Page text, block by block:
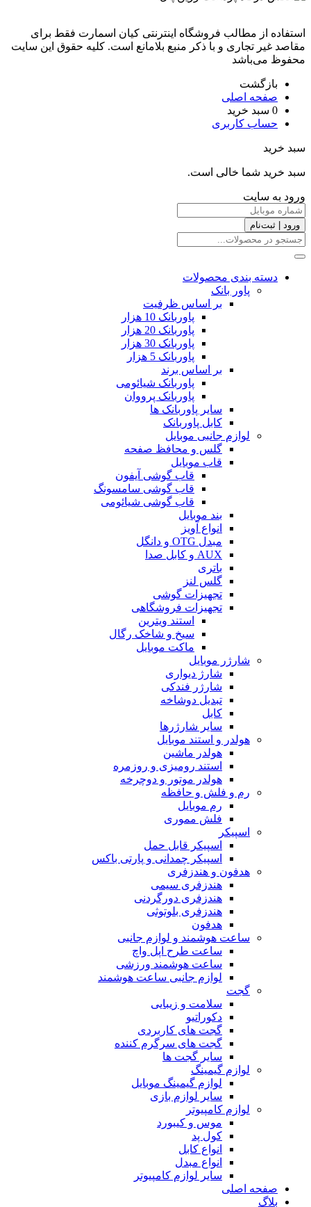
استفاده از مطالب فروشگاه اینترنتی کیان اسمارت فقط برای
مقاصد غیر تجاری و با ذکر منبع بلامانع است. کليه حقوق اين سايت
محفوظ می‌باشد
بازگشت
صفحه اصلی
0 سبد خرید
حساب کاربری
سبد خرید
سبد خرید شما خالی است.
ورود به سایت
ورود | ثبت‌نام
دسته بندی محصولات
پاور بانک
بر اساس ظرفیت
پاوربانک 10 هزار
پاوربانک 20 هزار
پاوربانک 30 هزار
پاوربانک 5 هزار
بر اساس برند
پاوربانک شیائومی
پاوربانک پرووان
سایر پاوربانک ها
کابل پاوربانک
لوازم جانبی موبایل
گلس و محافظ صفحه
قاب موبایل
قاب گوشی آیفون
قاب گوشی سامسونگ
قاب گوشی شیائومی
بند موبایل
انواع آویز
مبدل OTG و دانگل
AUX و کابل صدا
باتری
گلس لنز
تجهیزات گوشی
تجهیزات فروشگاهی
استند ویترین
سیخ و شاخک رگال
ماکت موبایل
شارژر موبایل
شارژ دیواری
شارژر فندکی
تبدیل دوشاخه
کابل
سایر شارژرها
هولدر و استند موبایل
هولدر ماشین
استند رومیزی و روزمره
هولدر موتور و دوچرخه
رم و فلش و حافظه
رم موبایل
فلش مموری
اسپیکر
اسپیکر قابل حمل
اسپیکر چمدانی و پارتی باکس
هدفون و هندزفری
هندزفری سیمی
هندزفری دورگردنی
هندزفری بلوتوثی
هدفون
ساعت هوشمند و لوازم جانبی
ساعت طرح اپل واچ
ساعت هوشمند ورزشی
لوازم جانبی ساعت هوشمند
گجت
سلامت و زیبایی
دکوراتیو
گجت های کاربردی
گجت های سرگرم کننده
سایر گجت ها
لوازم گیمینگ
لوازم گیمینگ موبایل
سایر لوازم بازی
لوازم کامپیوتر
موس و کیبورد
کول پد
انواع کابل
انواع مبدل
سایر لوازم کامپیوتر
صفحه اصلی
بلاگ